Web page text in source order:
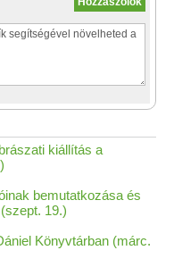
kiállítás a
bemutatkozása és
19.)
Könyvtárban (márc.